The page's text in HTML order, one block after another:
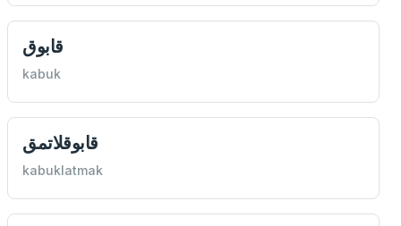
قابوق
kabuk
قابوقلاتمق
kabuklatmak